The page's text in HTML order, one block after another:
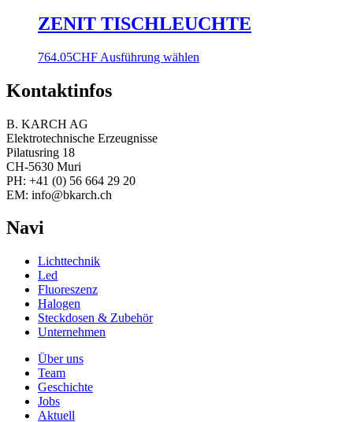
ZENIT TISCHLEUCHTE
764.05CHF Ausführung wählen
Kontaktinfos
B. KARCH AG
Elektrotechnische Erzeugnisse
Pilatusring 18
CH-5630 Muri
PH: +41 (0) 56 664 29 20
EM: info@bkarch.ch
Navi
Lichttechnik
Led
Fluoreszenz
Halogen
Steckdosen & Zubehör
Unternehmen
Über uns
Team
Geschichte
Jobs
Aktuell